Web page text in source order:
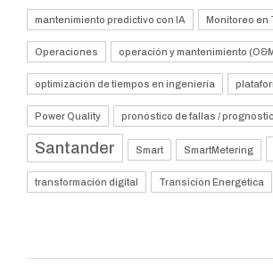
mantenimiento predictivo con IA Monitoreo en
Operaciones operación y mantenimiento
optimización de tiempos en ingeniería
Power Quality pronóstico de fallas /
Santander Smart SmartMetering
transformación digital Transición Energética